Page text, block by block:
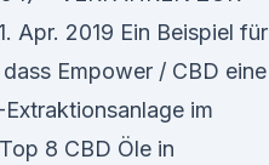
Apr. 2019 Ein Beispiel für
Empower / CBD eine
im
8 CBD Öle in